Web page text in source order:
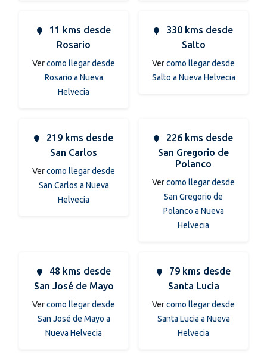
11 kms desde
Rosario
Vercomo llegar desde
Rosario a Nueva
Helvecia
330 kms desde
Salto
Vercomo llegar desde
Salto a Nueva Helvecia
219 kms desde
San Carlos
Vercomo llegar desde
San Carlos a Nueva
Helvecia
226 kms desde
San Gregorio de
Polanco
Vercomo llegar desde
San Gregorio de
Polanco a Nueva
Helvecia
48 kms desde
San José de Mayo
Vercomo llegar desde
San José de Mayo a
Nueva Helvecia
79 kms desde
Santa Lucia
Vercomo llegar desde
Santa Lucia a Nueva
Helvecia